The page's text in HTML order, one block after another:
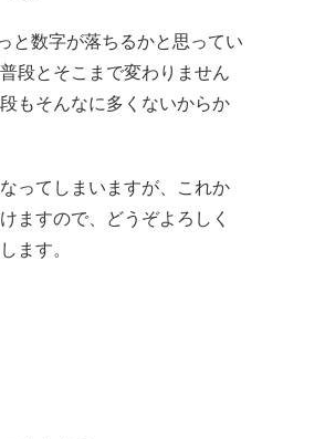
と数字が落ちるかと思ってい
段とそこまで変わりません
もそんなに多くないからか
ってしまいますが、これか
ますので、どうぞよろしく
ます。